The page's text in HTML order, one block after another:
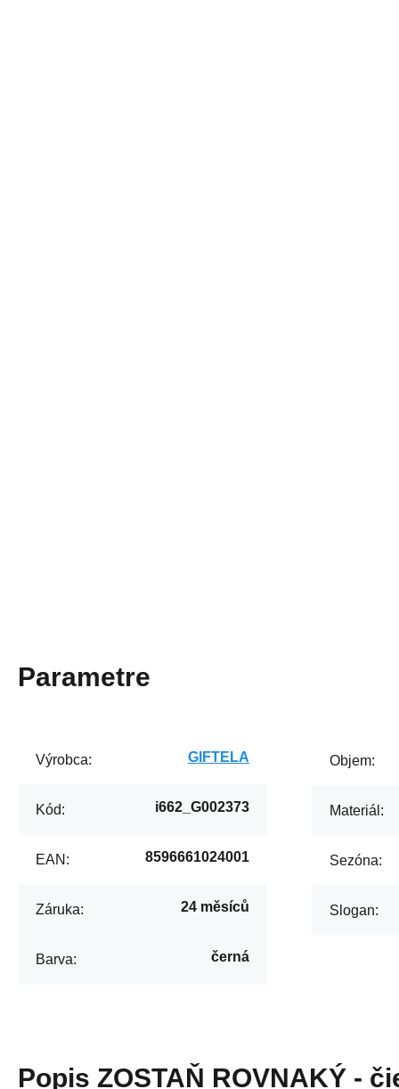
Parametre
Výrobca: GIFTELA
Kód: i662_G002373
EAN: 8596661024001
Záruka: 24 měsíců
Barva: černá
Objem:
Materiál:
Sezóna:
Slogan:
Popis ZOSTAŇ ROVNAKÝ -